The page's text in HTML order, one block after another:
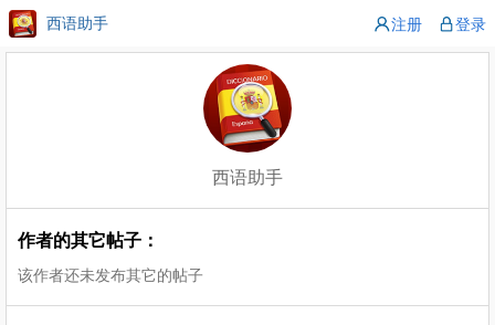
西语助手 注册 登录
西语助手
作者的其它帖子：
该作者还未发布其它的帖子